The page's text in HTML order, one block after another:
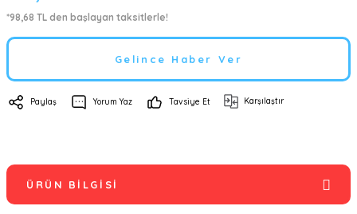
*98,68 TL den başlayan taksitlerle!
Gelince Haber Ver
Paylaş Yorum Yaz Tavsiye Et Karşılaştır
ÜRÜN BILGISI